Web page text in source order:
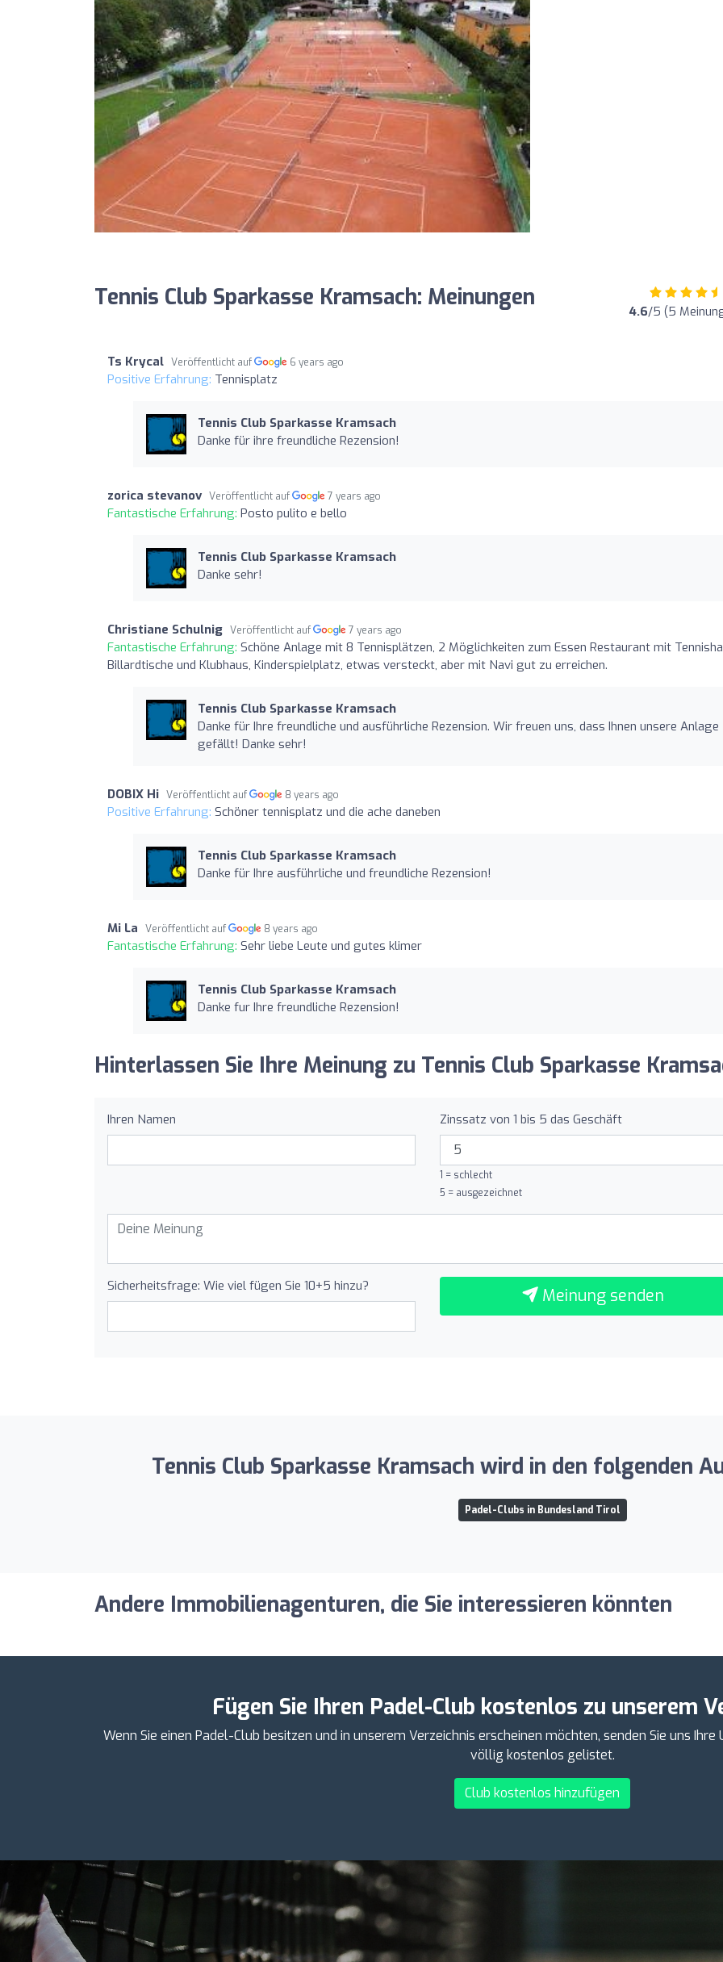
Tennis Club Sparkasse Kramsach: Meinungen 4.6/5 (5
Ts Krycal Veröffentlicht auf 6 years ago
Positive Erfahrung: Tennisplatz
Tennis Club Sparkasse Kramsach
Danke für ihre freundliche Rezension!
zorica stevanov Veröffentlicht auf 7 years ago
Fantastische Erfahrung: Posto pulito e bello
Tennis Club Sparkasse Kramsach
Danke sehr!
Christiane Schulnig Veröffentlicht auf 7 years ago
Fantastische Erfahrung: Schöne Anlage mit 8 Tennisplätzen, 2 Möglichkeiten zum Essen Restaurant mit
Billardtische und Klubhaus, Kinderspielplatz, etwas versteckt, aber mit Navi gut zu erreichen.
Tennis Club Sparkasse Kramsach
Danke für Ihre freundliche und ausführliche Rezension. Wir freuen uns, dass Ihnen unsere Anlage
gefällt! Danke sehr!
DOBIX Hi Veröffentlicht auf 8 years ago
Positive Erfahrung: Schöner tennisplatz und die ache daneben
Tennis Club Sparkasse Kramsach
Danke für Ihre ausführliche und freundliche Rezension!
Mi La Veröffentlicht auf 8 years ago
Fantastische Erfahrung: Sehr liebe Leute und gutes klimer
Tennis Club Sparkasse Kramsach
Danke fur Ihre freundliche Rezension!
Hinterlassen Sie Ihre Meinung zu Tennis Club Sparkasse
Ihren Namen Zinssatz von 1 bis 5 das Geschäft
1 = schlecht
5 = ausgezeichnet
Sicherheitsfrage: Wie viel fügen Sie 10+5 hinzu? Meinung senden
Tennis Club Sparkasse Kramsach wird in den folgenden
Padel-Clubs in Bundesland Tirol
Andere Immobilienagenturen, die Sie interessieren könnten
Fügen Sie Ihren Padel-Club kostenlos zu unserem
Wenn Sie einen Padel-Club besitzen und in unserem Verzeichnis erscheinen möchten, senden Sie uns
völlig kostenlos gelistet.
Club kostenlos hinzufügen